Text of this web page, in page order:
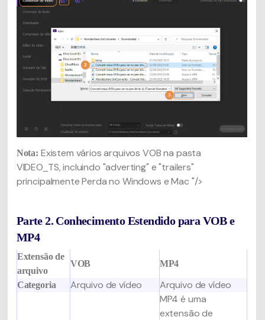
Nota: Existem vários arquivos VOB na pasta
VIDEO_TS, incluindo "adverting" e "trailers"
principalmente Perda no Windows e Mac "/>
Parte 2. Conhecimento Estendido para VOB e
MP4
Extensão de
arquivo
VOB MP4
Categoria Arquivo de vídeo Arquivo de vídeo
MP4 é uma
extensão de